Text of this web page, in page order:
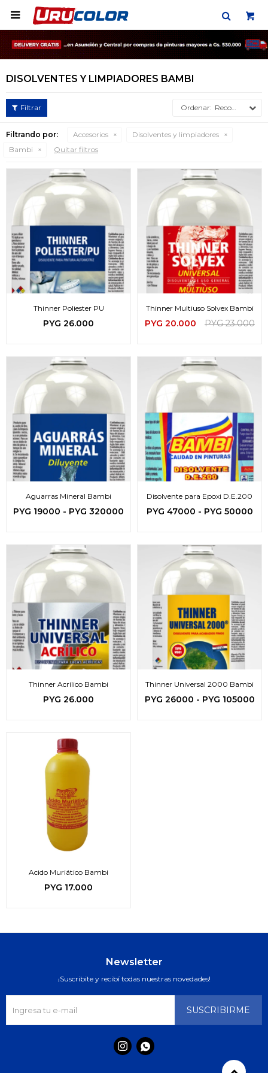

DISOLVENTES Y LIMPIADORES BAMBI
Recomendados
Filtrando por: Accesorios
Disolventes y limpiadores
Bambi
Quitar filtros
Thinner Poliester PU
PYG 26.000
Thinner Multiuso Solvex Bambi
PYG 20.000 PYG 23.000
Aguarras Mineral Bambi
PYG 19000 - PYG 320000
Disolvente para Epoxi D.E.200
PYG 47000 - PYG 50000
Thinner Acrílico Bambi
PYG 26.000
Thinner Universal 2000 Bambi
PYG 26000 - PYG 105000
Acido Muriático Bambi
PYG 17.000
Newsletter
¡Suscribite y recibí todas nuestras novedades!
SUSCRIBIRME
 